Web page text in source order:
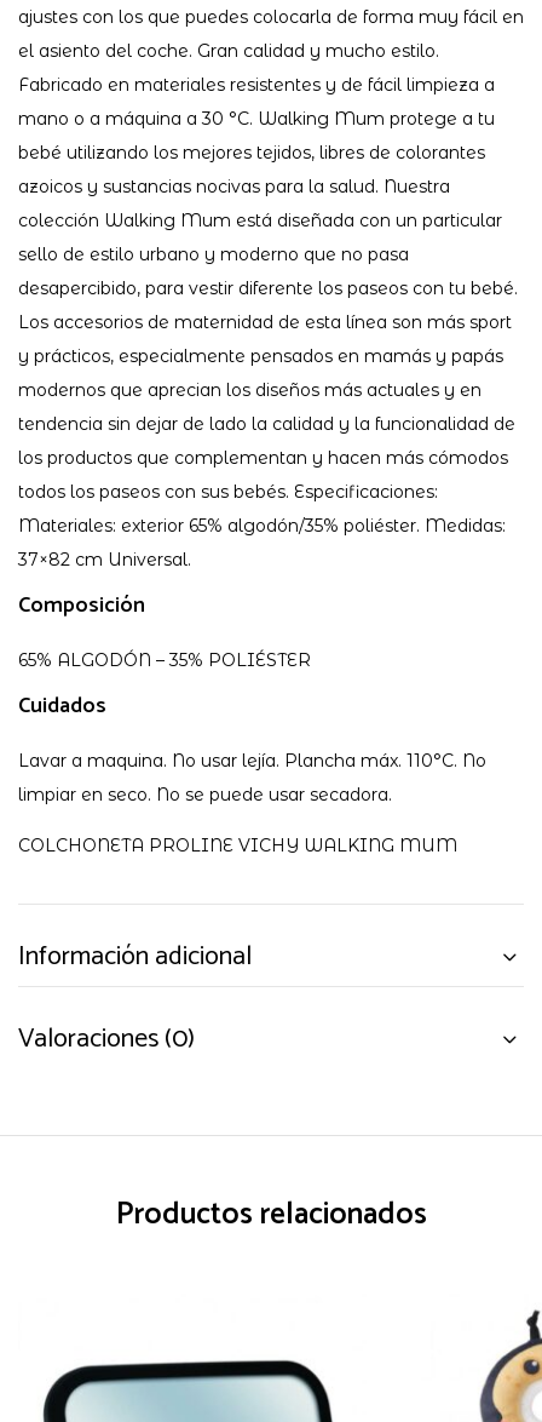
ajustes con los que puedes colocarla de forma muy fácil en
el asiento del coche. Gran calidad y mucho estilo.
Fabricado en materiales resistentes y de fácil limpieza a
mano o a máquina a 30 °C. Walking Mum protege a tu
bebé utilizando los mejores tejidos, libres de colorantes
azoicos y sustancias nocivas para la salud. Nuestra
colección Walking Mum está diseñada con un particular
sello de estilo urbano y moderno que no pasa
desapercibido, para vestir diferente los paseos con tu bebé.
Los accesorios de maternidad de esta línea son más sport
y prácticos, especialmente pensados en mamás y papás
modernos que aprecian los diseños más actuales y en
tendencia sin dejar de lado la calidad y la funcionalidad de
los productos que complementan y hacen más cómodos
todos los paseos con sus bebés. Especificaciones:
Materiales: exterior 65% algodón/35% poliéster. Medidas:
37×82 cm Universal.
Composición
65% ALGODÓN – 35% POLIÉSTER
Cuidados
Lavar a maquina. No usar lejía. Plancha máx. 110°C. No
limpiar en seco. No se puede usar secadora.
COLCHONETA PROLINE VICHY WALKING MUM
Información adicional
Valoraciones (0)
Productos relacionados